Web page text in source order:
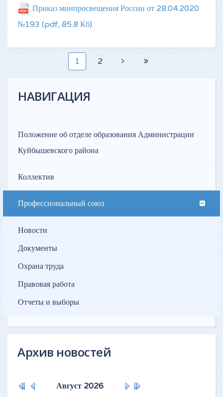
Приказ минпросвещения России от 28.04.2020
№193 (pdf, 85.8 Кб)
1 2
НАВИГАЦИЯ
Положение об отделе образования Администрации
Куйбышевского района
Коллектив
Профессиональный союз
Новости
Документы
Охрана труда
Правовая работа
Отчеты и выборы
Архив новостей
Август 2026